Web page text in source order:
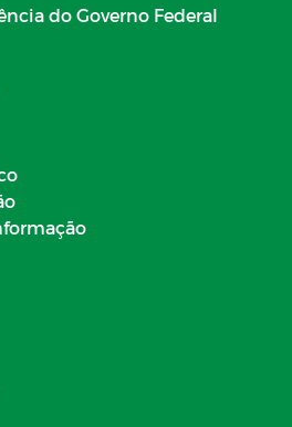
do Governo Federal